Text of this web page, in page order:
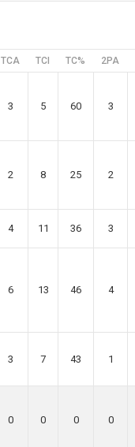
TCA TCI TC% 2PA
3 5 60 3
2 8 25 2
4 11 36 3
6 13 46 4
3 7 43 1
0 0 0 0